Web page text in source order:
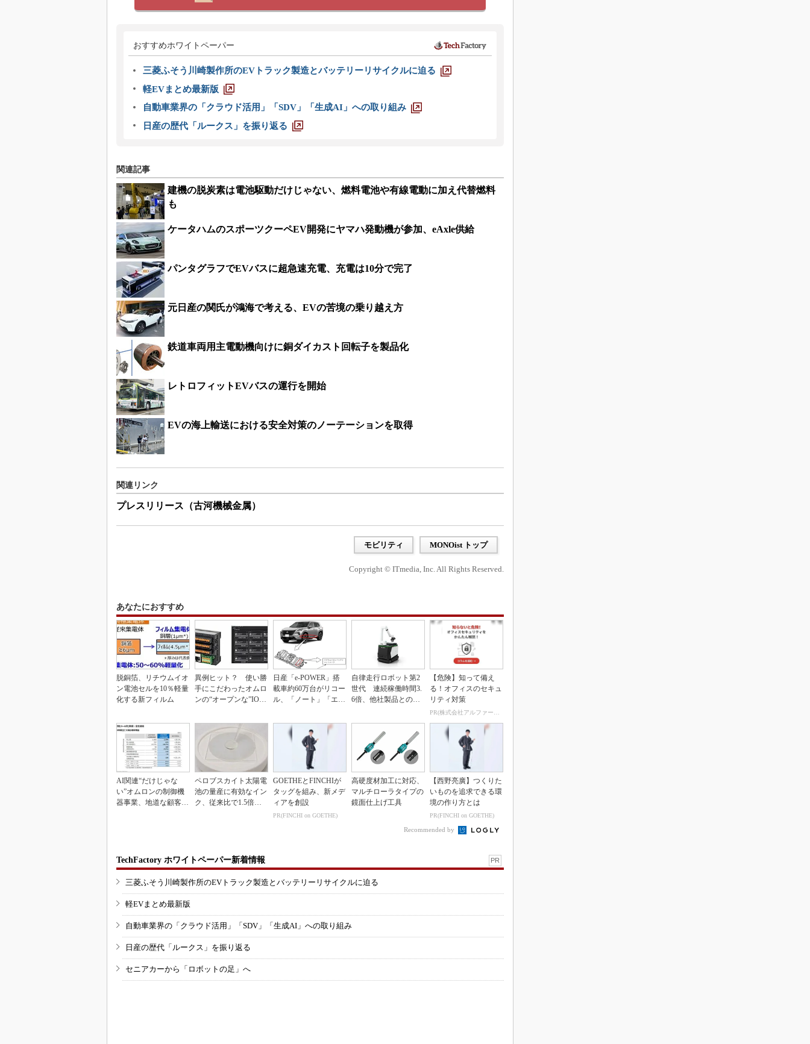
おすすめホワイトペーパー
三菱ふそう川崎製作所のEVトラック製造とバッテリーリサイクルに迫る
軽EVまとめ最新版
自動車業界の「クラウド活用」「SDV」「生成AI」への取り組み
日産の歴代「ルークス」を振り返る
関連記事
建機の脱炭素は電池駆動だけじゃない、燃料電池や有線電動に加え代替燃料
も
ケータハムのスポーツクーペEV開発にヤマハ発動機が参加、eAxle供給
パンタグラフでEVバスに超急速充電、充電は10分で完了
元日産の関氏が鴻海で考える、EVの苦境の乗り越え方
鉄道車両用主電動機向けに銅ダイカスト回転子を製品化
レトロフィットEVバスの運行を開始
EVの海上輸送における安全対策のノーテーションを取得
関連リンク
プレスリリース（古河機械金属）
モビリティ MONOist トップ
Copyright © ITmedia, Inc. All Rights Reserved.
あなたにおすすめ
脱銅箔、リチウムイオ
ン電池セルを10％軽量
化する新フィルム
異例ヒット？ 使い勝
手にこだわったオムロ
ンの“オープンな”IO-L
日産「e-POWER」搭
載車約60万台がリコー
ル、「ノート」「エク
自律走行ロボット第2
世代 連続稼働時間3.
6倍、他社製品との連
【危険】知って備え
る！オフィスのセキュ
リティ対策
PR(株式会社アルファーテクノ)
AI関連“だけじゃな
い”オムロンの制御機
器事業、地道な顧客基
ペロブスカイト太陽電
池の量産に有効なイン
ク、従来比で1.5倍の
GOETHEとFINCHIが
タッグを組み、新メデ
ィアを創設
PR(FINCHI on GOETHE)
高硬度材加工に対応、
マルチローラタイプの
鏡面仕上げ工具
【西野亮廣】つくりた
いものを追求できる環
境の作り方とは
PR(FINCHI on GOETHE)
Recommended by
TechFactory ホワイトペーパー新着情報 PR
三菱ふそう川崎製作所のEVトラック製造とバッテリーリサイクルに迫る
軽EVまとめ最新版
自動車業界の「クラウド活用」「SDV」「生成AI」への取り組み
日産の歴代「ルークス」を振り返る
セニアカーから「ロボットの足」へ